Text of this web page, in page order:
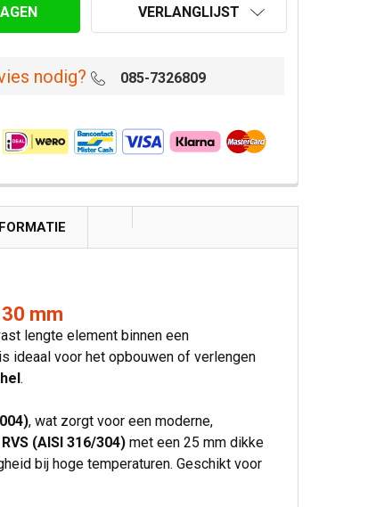
VERLANGLIJST
nodig? 085-7326809
mm
lengte element binnen een
ideaal voor het opbouwen of verlengen
.
, wat zorgt voor een moderne,
RVS (AISI 316/304) met een 25 mm dikke
bij hoge temperaturen. Geschikt voor